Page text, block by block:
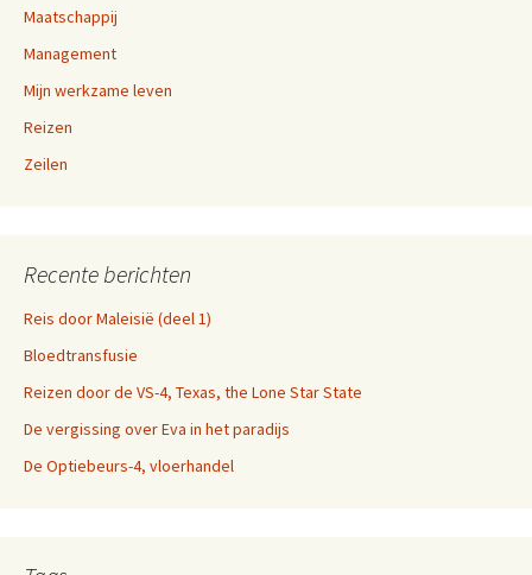
Maatschappij
Management
Mijn werkzame leven
Reizen
Zeilen
Recente berichten
Reis door Maleisië (deel 1)
Bloedtransfusie
Reizen door de VS-4, Texas, the Lone Star State
De vergissing over Eva in het paradijs
De Optiebeurs-4, vloerhandel